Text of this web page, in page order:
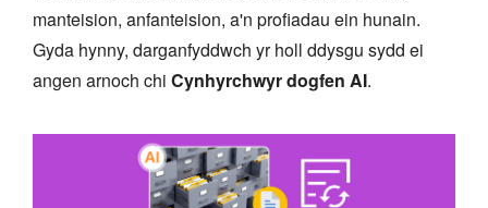
manteision, anfanteision, a'n profiadau ein hunain.
Gyda hynny, darganfyddwch yr holl ddysgu sydd ei
angen arnoch chi Cynhyrchwyr dogfen AI.